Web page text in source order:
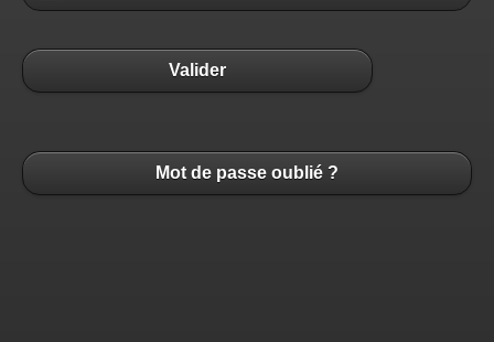
Valider
Mot de passe oublié ?